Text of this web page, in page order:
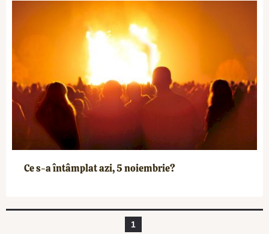
Ce s-a întâmplat azi, 5 noiembrie?
1